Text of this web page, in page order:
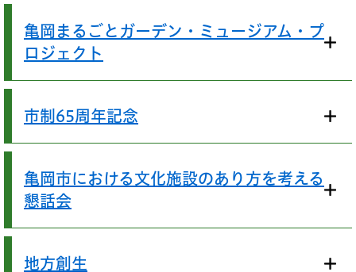
亀岡まるごとガーデン・ミュージアム・プ
ロジェクト
市制65周年記念
亀岡市における文化施設のあり方を考える
懇話会
地方創生